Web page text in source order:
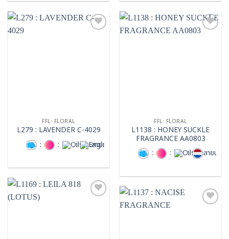
FFL: FLORAL
L279 : LAVENDER C-4029
:
: :
FFL: FLORAL
L1138 : HONEY SUCKLE
FRAGRANCE AA0803
:
: :